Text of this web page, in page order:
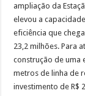
ampliação da
elevou a
eficiência que
23,2 milhões. Para
construção de uma
metros de linha de
investimento de R$